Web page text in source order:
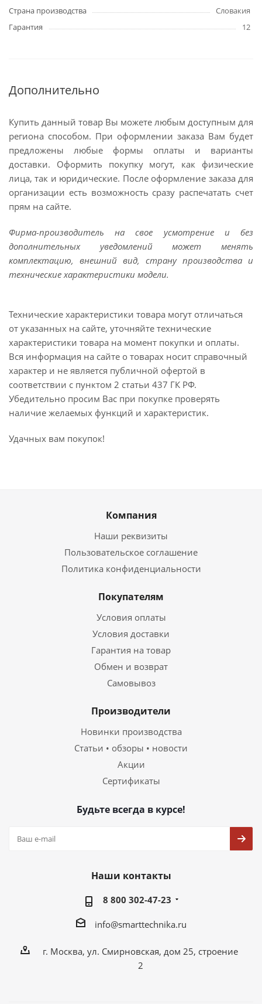
Страна производства
Словакия
Гарантия
12
Дополнительно
Купить данный товар Вы можете любым доступным для
региона способом. При оформлении заказа Вам будет
предложены любые формы оплаты и варианты
доставки. Оформить покупку могут, как физические
лица, так и юридические. После оформление заказа для
организации есть возможность сразу распечатать счет
прям на сайте.
Фирма-производитель на свое усмотрение и без
дополнительных уведомлений может менять
комплектацию, внешний вид, страну производства и
технические характеристики модели.
Технические характеристики товара могут отличаться
от указанных на сайте, уточняйте технические
характеристики товара на момент покупки и оплаты.
Вся информация на сайте о товарах носит справочный
характер и не является публичной офертой в
соответствии с пунктом 2 статьи 437 ГК РФ.
Убедительно просим Вас при покупке проверять
наличие желаемых функций и характеристик.
Удачных вам покупок!
Компания
Наши реквизиты
Пользовательское соглашение
Политика конфиденциальности
Покупателям
Условия оплаты
Условия доставки
Гарантия на товар
Обмен и возврат
Самовывоз
Производители
Новинки производства
Статьи • обзоры • новости
Акции
Сертификаты
Будьте всегда в курсе!
Наши контакты
8 800 302-47-23
info@smarttechnika.ru
г. Москва, ул. Смирновская, дом 25, строение
2